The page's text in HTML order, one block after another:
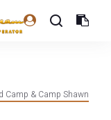
Camp & Camp Shawn